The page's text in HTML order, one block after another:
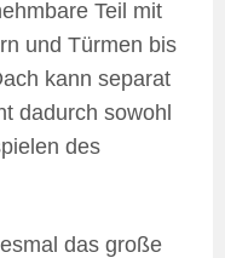
Teil mit
und Türmen bis
kann separat
dadurch sowohl
des
das große